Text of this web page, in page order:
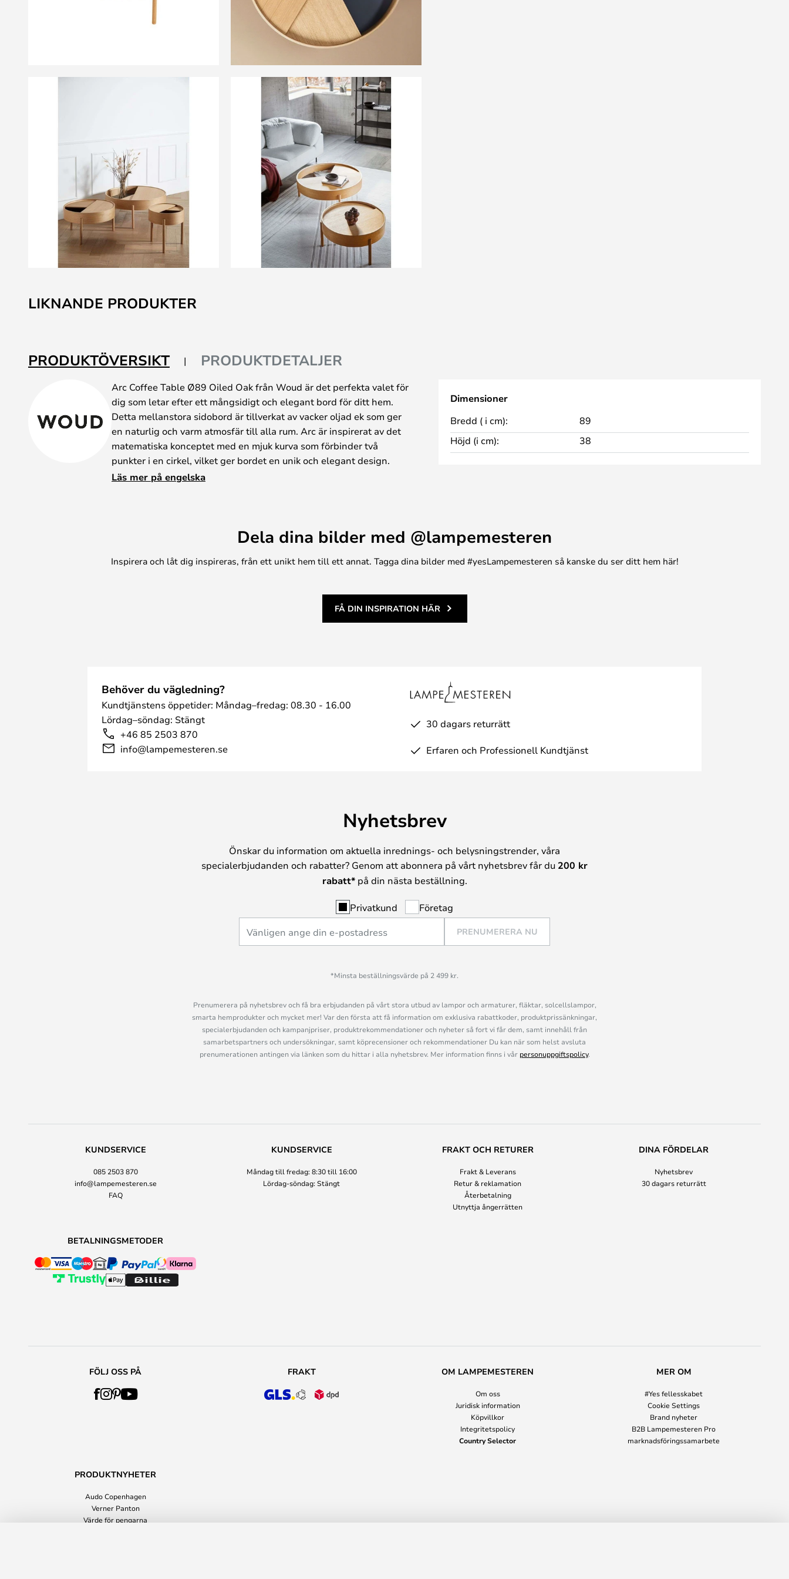
till
början
LIKNANDE PRODUKTER
PRODUKTÖVERSIKT PRODUKTDETALJER
Arc Coffee Table Ø89 Oiled Oak från Woud är det perfekta valet för
dig som letar efter ett mångsidigt och elegant bord för ditt hem.
Detta mellanstora sidobord är tillverkat av vacker oljad ek som ger
en naturlig och varm atmosfär till alla rum. Arc är inspirerat av det
matematiska konceptet med en mjuk kurva som förbinder två
punkter i en cirkel, vilket ger bordet en unik och elegant design.
Med en enkel vridning av den övre halvcirkeln kan du enkelt växla
nödvändigheter. Det här bordet är inte bara ett funktionellt tillskott
kommer att imponera på dina gäster.
Läs mer på engelska
Dimensioner
Bredd ( i cm):
89
Höjd (i cm):
38
Dela dina bilder med @lampemesteren
Inspirera och låt dig inspireras, från ett unikt hem till ett annat. Tagga dina bilder med #yesLampemesteren så kanske du ser ditt hem här!
FÅ DIN INSPIRATION HÄR
Behöver du vägledning?
Kundtjänstens öppetider: Måndag–fredag: 08.30 - 16.00
Lördag–söndag: Stängt
+46 85 2503 870
info@lampemesteren.se
30 dagars returrätt
Erfaren och Professionell Kundtjänst
Nyhetsbrev
Önskar du information om aktuella inrednings- och belysningstrender, våra
specialerbjudanden och rabatter? Genom att abonnera på vårt nyhetsbrev får du 200 kr
rabatt*på din nästa beställning.
Privatkund Företag
PRENUMERERA NU
*Minsta beställningsvärde på 2 499 kr.
Prenumerera på nyhetsbrev och få bra erbjudanden på vårt stora utbud av lampor och armaturer, fläktar, solcellslampor,
smarta hemprodukter och mycket mer! Var den första att få information om exklusiva rabattkoder, produktprissänkningar,
specialerbjudanden och kampanjpriser, produktrekommendationer och nyheter så fort vi får dem, samt innehåll från
samarbetspartners och undersökningar, samt köprecensioner och rekommendationer Du kan när som helst avsluta
prenumerationen antingen via länken som du hittar i alla nyhetsbrev. Mer information finns i vår personuppgiftspolicy.
KUNDSERVICE
085 2503 870
info@lampemesteren.se
FAQ
KUNDSERVICE
Måndag till fredag: 8:30 till 16:00
Lördag-söndag: Stängt
FRAKT OCH RETURER
Frakt & Leverans
Retur & reklamation
Återbetalning
Utnyttja ångerrätten
DINA FÖRDELAR
Nyhetsbrev
30 dagars returrätt
BETALNINGSMETODER
FÖLJ OSS PÅ FRAKT OM LAMPEMESTEREN
Om oss
Juridisk information
Köpvillkor
Integritetspolicy
Country Selector
MER OM
#Yes fellesskabet
Cookie Settings
Brand nyheter
B2B Lampemesteren Pro
marknadsföringssamarbete
PRODUKTNYHETER
Audo Copenhagen
Verner Panton
Värde för pengarna